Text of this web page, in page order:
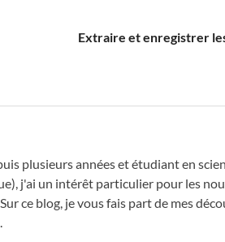
Extraire et enregistrer
plusieurs années et étudiant en
j'ai un intérêt particulier pour les
ce blog, je vous fais part de mes